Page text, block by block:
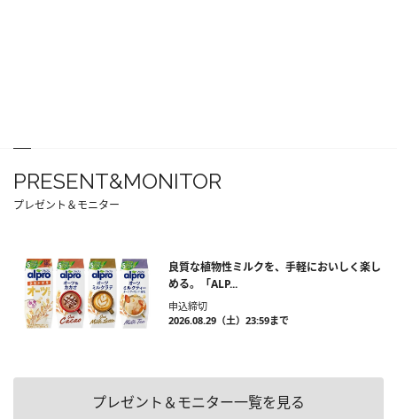
PRESENT&MONITOR
プレゼント＆モニター
良質な植物性ミルクを、手軽においしく楽し
める。「ALP...
申込締切
2026.08.29（土）23:59まで
プレゼント＆モニター一覧を見る